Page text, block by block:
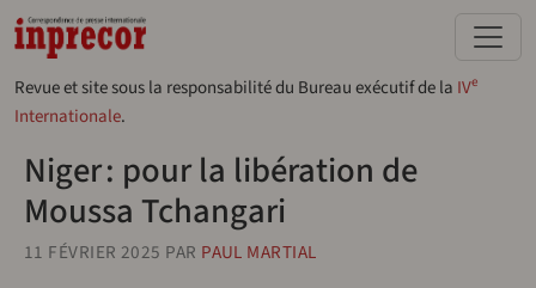
Aller au contenu principal
Revue et site sous la responsabilité du Bureau exécutif de la IVe
Internationale.
Niger : pour la libération de
Moussa Tchangari
11 FÉVRIER 2025 PAR PAUL MARTIAL